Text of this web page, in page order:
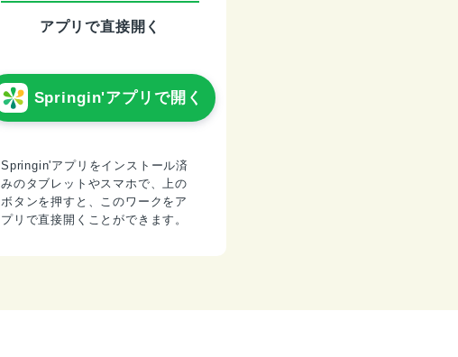
アプリで直接開く
Springin'アプリで開く
Springin'アプリをインストール済
みのタブレットやスマホで、上の
ボタンを押すと、このワークをア
プリで直接開くことができます。